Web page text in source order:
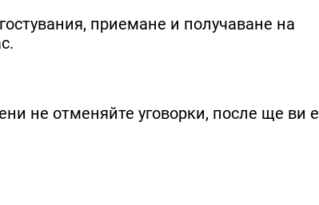
приемане и получаване на
не отменяйте уговорки, после ще ви е